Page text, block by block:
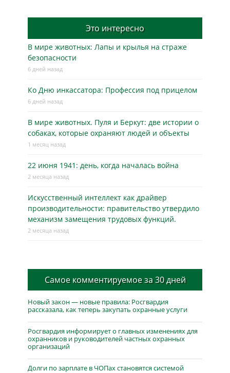
Это интересно
В мире животных: Лапы и крылья на страже
безопасности
6 дней назад
Ко Дню инкассатора: Профессия под прицелом
6 дней назад
В мире животных. Пуля и Беркут: две истории о
собаках, которые охраняют людей и объекты
1 месяц назад
22 июня 1941: день, когда началась война
2 месяца назад
Искусственный интеллект как драйвер
производительности: правительство утвердило
механизм замещения трудовых функций.
2 месяца назад
Самое комментируемое за 30 дней
Новый закон — новые правила: Росгвардия
рассказала, как теперь закупать охранные услуги
Росгвардия информирует о главных изменениях для
охранников и руководителей частных охранных
организаций
Долги по зарплате в ЧОПах становятся системой